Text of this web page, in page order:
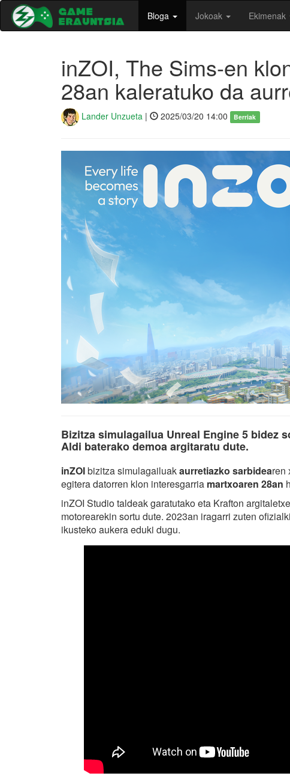
Bloga Jokoak Ekimenak
inZOI, The Sims-en
28an kaleratuko da
Lander Unzueta | 2025/03/20 14:00 Berriak
Bizitza simulagailua Unreal Engine 5 bidez
Aldi baterako demoa argitaratu dute.
inZOIbizitza simulagailuakaurretiazko sarbidearen
egitera datorren klon interesgarria martxoaren 28an
inZOI Studio taldeak garatutako eta Krafton
motorearekin sortu dute. 2023an iragarri zuten
ikusteko aukera eduki dugu.